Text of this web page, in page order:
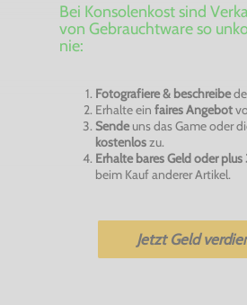
Bei Konsolenkost sind
von Gebrauchtware so
nie:
Fotografiere & beschreibe
Erhalte ein faires Angebot
Sendeuns das Game oder
kostenloszu.
Erhalte bares Geld oder
beim Kauf anderer Artikel.
Jetzt Geld